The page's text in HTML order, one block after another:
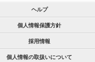
ヘルプ
個人情報保護方針
採用情報
個人情報の取扱いについて